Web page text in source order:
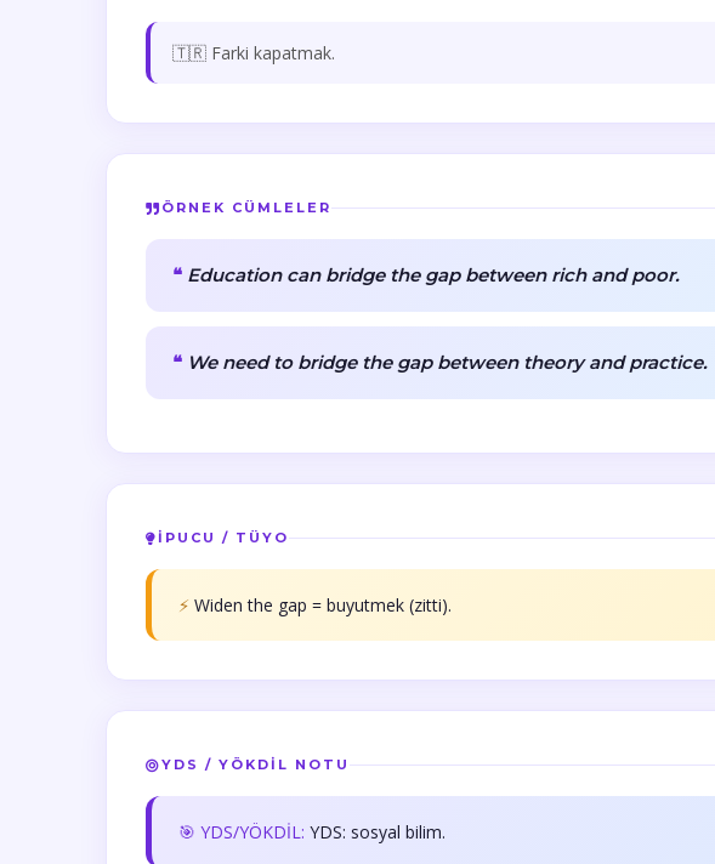
🇹🇷 Farki kapatmak.
ÖRNEK CÜMLELER
Education can bridge the gap between rich and poor.
We need to bridge the gap between theory and practice.
İPUCU / TÜYO
⚡ Widen the gap = buyutmek (zitti).
YDS / YÖKDİL NOTU
🎯 YDS/YÖKDİL: YDS: sosyal bilim.